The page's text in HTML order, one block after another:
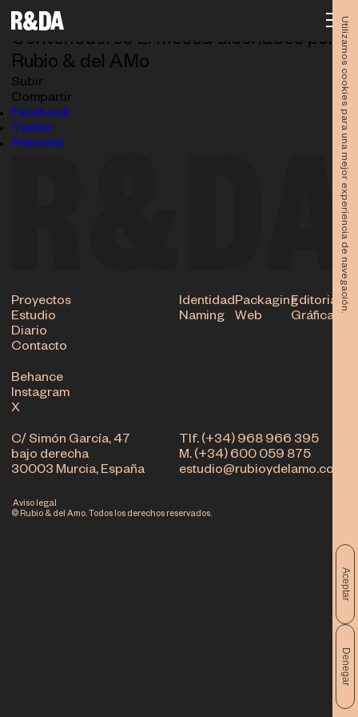
Utilizamos cookies para una mejor experiencia de navegación.
Aceptar
Denegar
31.10.2018
Contenedores El Mosca diseñados por
Rubio & del AMo
Subir
Compartir
Facebook
Twitter
Pinterest
Tlf. (+34) 968 966 395
M. (+34) 600 059 875
estudio@rubioydelamo.com
C/ Simón García, 47
bajo derecha
30003 Murcia, España
Proyectos
Estudio
Diario
Contacto
IdentidadPackagingEditorial
Naming
Web Gráfica
Behance
Instagram
X
© Rubio & del Amo. Todos los derechos reservados.
Aviso legal